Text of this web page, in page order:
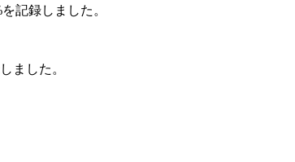
記録しました。
ました。